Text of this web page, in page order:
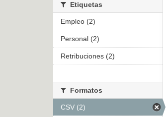
Etiquetas
Empleo (2)
Personal (2)
Retribuciones (2)
Formatos
CSV (2)